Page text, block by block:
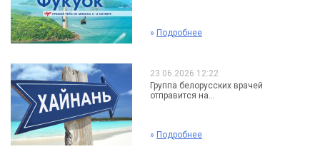
» Подробнее
23.06.2026 12:22
Группа белорусских врачей
отправится на...
» Подробнее